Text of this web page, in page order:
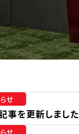
せ
事を更新しました
せ